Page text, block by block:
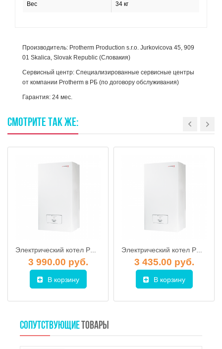
Вес 34 кг
Производитель: Protherm Production s.r.o. Jurkovicova 45, 909
01 Skalica, Slovak Republic (Словакия)
Сервисный центр: Специализированные сервисные центры
от компании Protherm в РБ (по договору обслуживания)
Гарантия: 24 мес.
СМОТРИТЕ ТАКЖЕ:
Электрический котел PROTHERM 24КE Скат
3 990.00 руб.
В корзину
Электрический котел PROTHERM 9КE Скат
3 435.00 руб.
В корзину
СОПУТСТВУЮЩИЕ ТОВАРЫ